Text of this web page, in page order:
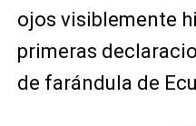
ojos visiblemente
primeras
de farándula de